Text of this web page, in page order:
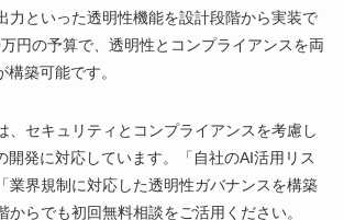
力といった透明性機能を設計段階から実装で
円の予算で、透明性とコンプライアンスを両
築可能です。
、セキュリティとコンプライアンスを考慮し
開発に対応しています。「自社のAI活用リス
業界規制に対応した透明性ガバナンスを構築
からでも初回無料相談をご活用ください。